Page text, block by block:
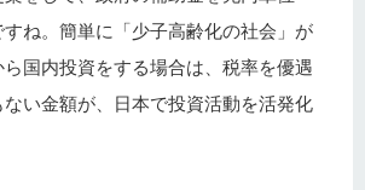
ね。簡単に「少子高齢化の社会」が
国内投資をする場合は、税率を優遇
い金額が、日本で投資活動を活発化